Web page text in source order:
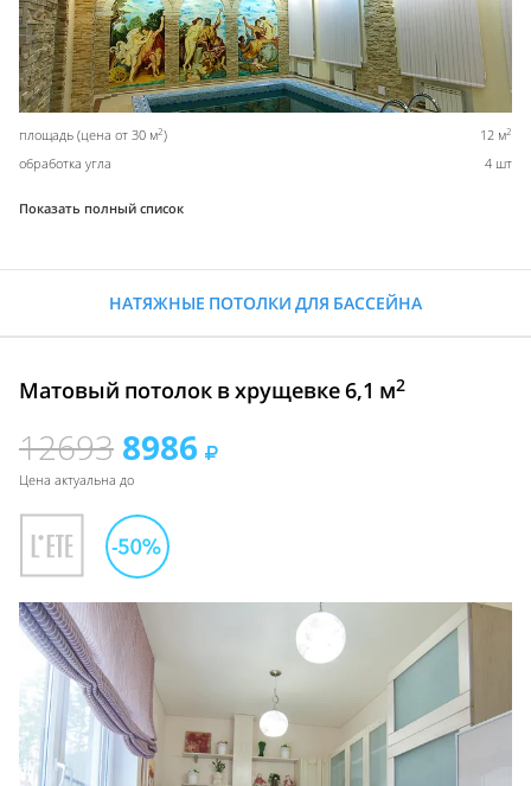
площадь (цена от 30 м2) 12 м2
обработка угла 4 шт
Показать полный список
НАТЯЖНЫЕ ПОТОЛКИ ДЛЯ БАССЕЙНА
Матовый потолок в хрущевке 6,1 м2
12693 8986
Цена актуальна до